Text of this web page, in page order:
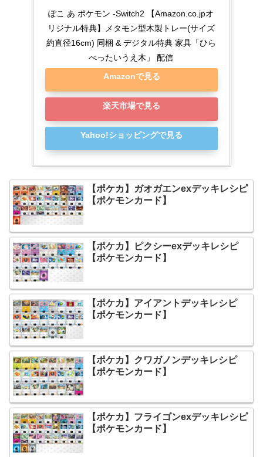
ぽこ あ ポケモン -Switch2 【Amazon.co.jpオ
リジナル特典】メタモン型木製トレー(サイズ
約直径16cm) 同梱 & デジタル特典 家具「ひら
べったいうえ木」 配信
Amazonで見る
楽天市場で見る
Yahoo!ショッピングで見る
【ポケカ】ガオガエンexデッキレシピ
【ポケモンカード】
【ポケカ】ピクシーexデッキレシピ
【ポケモンカード】
【ポケカ】アイアントデッキレシピ
【ポケモンカード】
【ポケカ】クワガノンデッキレシピ
【ポケモンカード】
【ポケカ】フライゴンexデッキレシピ
【ポケモンカード】